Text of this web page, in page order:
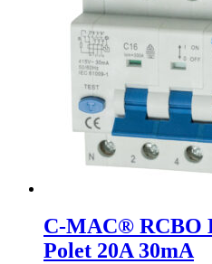
C-MAC®
Polet 20A 30mA